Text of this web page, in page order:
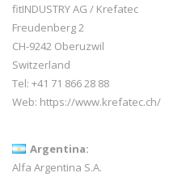
fitINDUSTRY AG / Krefatec
Freudenberg 2
CH-9242 Oberuzwil
Switzerland
Tel: +41 71 866 28 88
Web: https://www.krefatec.ch/
Argentina:
Alfa Argentina S.A.